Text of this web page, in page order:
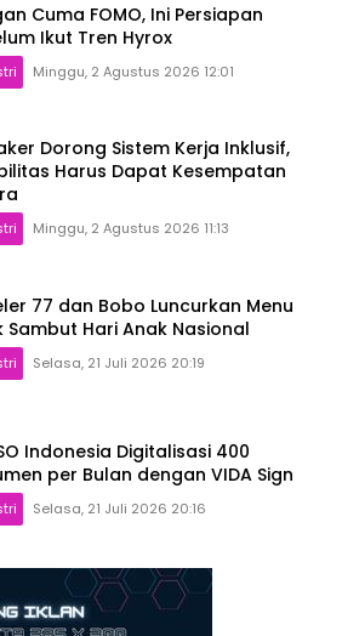
Cuma FOMO, Ini Persiapan
Ikut Tren Hyrox
Minggu, 2 Agustus 2026 12:01
Dorong Sistem Kerja Inklusif,
Harus Dapat Kesempatan
Minggu, 2 Agustus 2026 11:13
77 dan Bobo Luncurkan Menu
Sambut Hari Anak Nasional
Selasa, 21 Juli 2026 20:19
Indonesia Digitalisasi 400
per Bulan dengan VIDA Sign
Selasa, 21 Juli 2026 20:16